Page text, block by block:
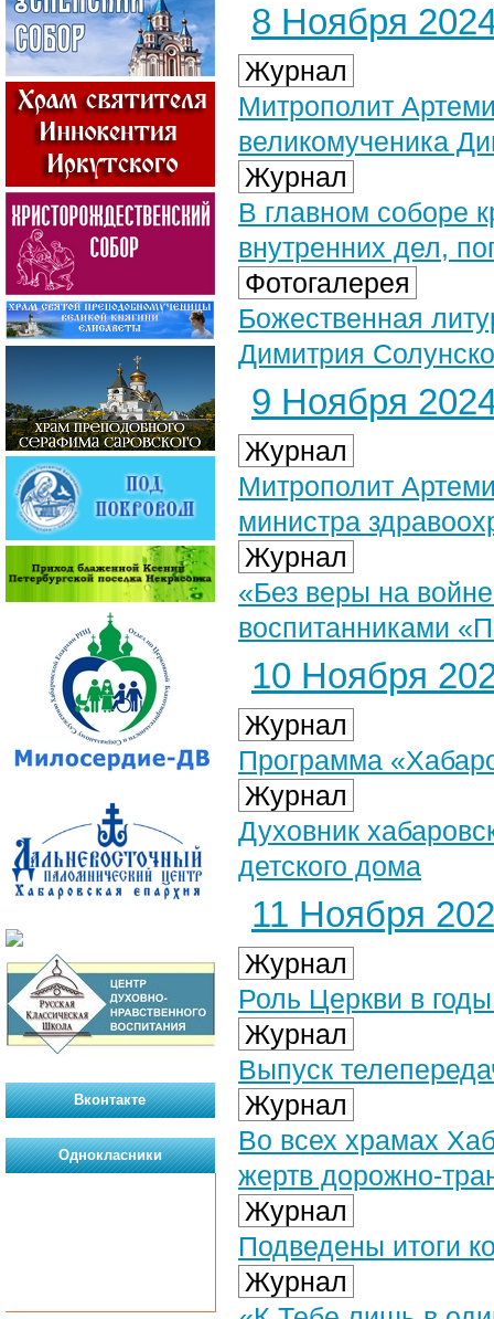
8 Ноября
Журнал
Митрополит
великомученика
Журнал
В главном соборе
внутренних дел,
Фотогалерея
Божественная
Димитрия
9 Ноября
Журнал
Митрополит
министра
Журнал
«Без веры на
воспитанниками
10 Ноября
Журнал
Программа
Журнал
Духовник
детского дома
11 Ноября
Журнал
Роль Церкви в
Журнал
Выпуск
Журнал
Во всех храмах
жертв дорожно-
Журнал
Подведены итоги
Журнал
Вконтакте
Однокласники